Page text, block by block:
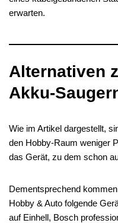
erwarten.
Alternativen
Akku-
Wie im Artikel dargestellt,
den Hobby-Raum weniger
das Gerät, zu dem schon
Dementsprechend
Hobby & Auto folgende
auf Einhell, Bosch